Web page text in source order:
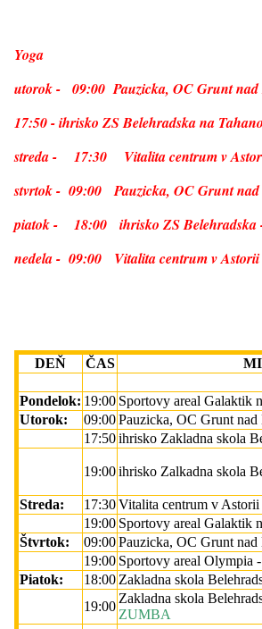
Yoga
utorok - 09:00 Pauzicka, OC Grunt nad
17:50 - ihrisko ZS Belehradska na
streda - 17:30 Vitalita centrum v
stvrtok - 09:00 Pauzicka, OC Grunt
piatok -
18:00 ihrisko ZS Belehradska
nedela - 09:00 Vitalita centrum v Astorii
DEŇ ČAS
Pondelok: 19:00 Sportovy areal Galaktik
Utorok:
09:00Pauzicka, OC Grunt
17:50ihrisko Zakladna skola
19:00ihrisko Zalkadna skola
Streda: 17:30Vitalita centrum v
19:00 Sportovy areal Galaktik
Štvrtok:
09:00Pauzicka, OC Grunt
19:00 Sportovy areal Olympia -
Piatok:
18:00 Zakladna skola
19:00
Zakladna skola
ZUMBA